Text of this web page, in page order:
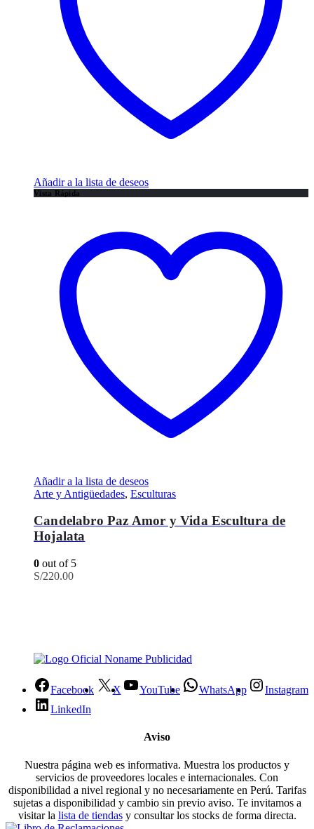
Añadir a la lista de deseos
Vista Rápida
Añadir a la lista de deseos
Arte y Antigüedades, Esculturas
Candelabro Paz Amor y Vida Escultura de
Hojalata
0 out of 5
S/220.00
Facebook X YouTube WhatsApp
Instagram
LinkedIn
Aviso
Nuestra página web es informativa. Muestra los productos y
servicios de proveedores locales e internacionales. Con
disponibilidad a nivel regional y no necesariamente en Perú. Tarifas
sujetas a disponibilidad y cambio sin previo aviso. Te invitamos a
visitar la lista de tiendasy consultar los stocks de forma directa.